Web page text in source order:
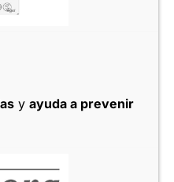
y ayuda a prevenir